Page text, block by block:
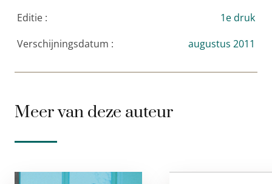
Editie :
1e druk
Verschijningsdatum :
augustus 2011
Meer van deze auteur